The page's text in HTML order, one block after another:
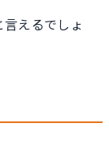
えるでしょ